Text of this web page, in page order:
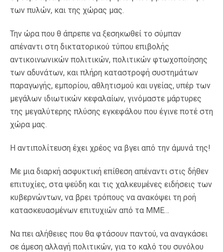
των πυλών, και της χώρας μας.
Την ώρα που θ άπρεπε να ξεσηκωθεί το σύμπαν
απέναντι στη δικτατορικού τύπου επιβολής
αντικοινωνικών πολιτικών, πολιτικών φτωχοποίησης
των αδυνάτων, και πλήρη καταστροφή συστημάτων
παραγωγής, εμπορίου, αθλητισμού και υγείας, υπέρ των
μεγάλων ιδιωτικών κεφαλαίων, γινόμαστε μάρτυρες
της μεγαλύτερης πλύσης εγκεφάλου που έγινε ποτέ στη
χώρα μας.
Η αντιπολίτευση έχει χρέος να βγει από την άμυνά της!
Με μια διαρκή ασφυκτική επίθεση απέναντι στις δήθεν
επιτυχίες, στα ψεύδη και τις χαλκευμένες ειδήσεις των
κυβερνώντων, να βρει τρόπους να ανακόψει τη ροή
κατασκευασμένων επιτυχιών από τα ΜΜΕ…
Να πει αλήθειες που θα φτάσουν παντού, να αναγκάσει
σε άμεση αλλαγή πολιτικών, για το καλό του συνόλου